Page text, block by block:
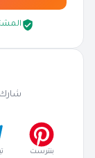
شارك
بنترست